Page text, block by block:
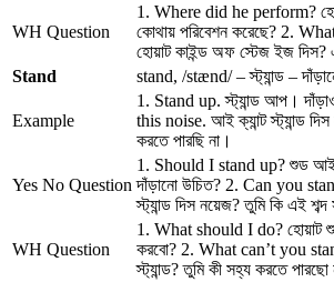
WH Question
1. Where did he perform?
কোথায় পরিবেশন করেছে? 2.
হোয়াট কাইন্ড অফ স্টেজ ইজ দিস?
Stand
stand, /stænd/ – স্ট্যান্ড –
Example
1. Stand up. স্ট্যান্ড আপ।
this noise. আই ক্যান্ট স্ট্যান্ড
করতে পারছি না।
Yes No Question
1. Should I stand up? শুড আই
দাঁড়ানো উচিত? 2. Can you
স্ট্যান্ড দিস নয়েজ? তুমি কি এই
WH Question
1. What should I do? হোয়াট
করবো? 2. What can’t you
স্ট্যান্ড? তুমি কী সহ্য করতে পারছো